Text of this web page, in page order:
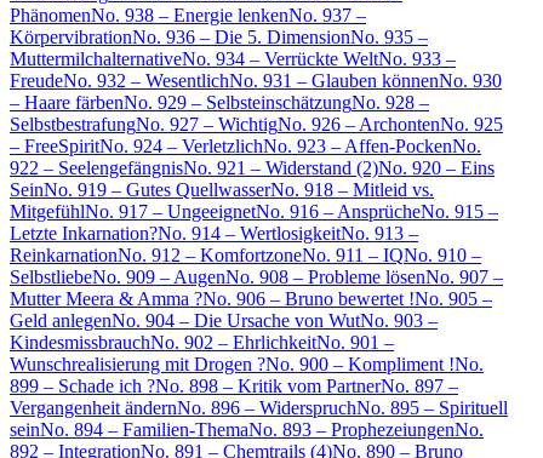
PhänomenNo. 938 – Energie lenkenNo. 937 –
KörpervibrationNo. 936 – Die 5. DimensionNo. 935 –
MuttermilchalternativeNo. 934 – Verrückte WeltNo. 933 –
FreudeNo. 932 – WesentlichNo. 931 – Glauben könnenNo. 930
– Haare färbenNo. 929 – SelbsteinschätzungNo. 928 –
SelbstbestrafungNo. 927 – WichtigNo. 926 – ArchontenNo. 925
– FreeSpiritNo. 924 – VerletzlichNo. 923 – Affen-PockenNo.
922 – SeelengefängnisNo. 921 – Widerstand (2)No. 920 – Eins
SeinNo. 919 – Gutes QuellwasserNo. 918 – Mitleid vs.
MitgefühlNo. 917 – UngeeignetNo. 916 – AnsprücheNo. 915 –
Letzte Inkarnation?No. 914 – WertlosigkeitNo. 913 –
ReinkarnationNo. 912 – KomfortzoneNo. 911 – IQNo. 910 –
SelbstliebeNo. 909 – AugenNo. 908 – Probleme lösenNo. 907 –
Mutter Meera & Amma ?No. 906 – Bruno bewertet !No. 905 –
Geld anlegenNo. 904 – Die Ursache von WutNo. 903 –
KindesmissbrauchNo. 902 – EhrlichkeitNo. 901 –
Wunschrealisierung mit Drogen ?No. 900 – Kompliment !No.
899 – Schade ich ?No. 898 – Kritik vom PartnerNo. 897 –
Vergangenheit ändernNo. 896 – WiderspruchNo. 895 – Spirituell
seinNo. 894 – Familien-ThemaNo. 893 – ProphezeiungenNo.
892 – IntegrationNo. 891 – Chemtrails (4)No. 890 – Bruno